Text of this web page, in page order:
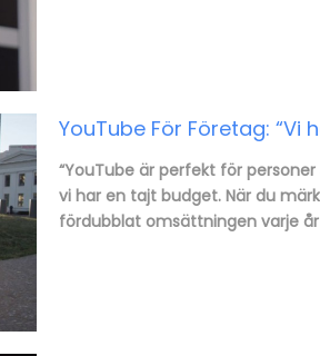
YouTube För Företag:
“YouTube är perfekt för
vi har en tajt budget. När du
fördubblat omsättningen varje år